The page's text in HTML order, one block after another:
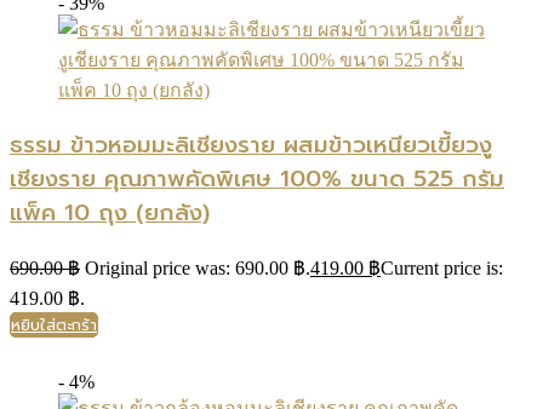
ธรรม ข้าวหอมมะลิเชียงราย ผสมข้าวเหนียวเขี้ยวงู
เชียงราย คุณภาพคัดพิเศษ 100% ขนาด 525 กรัม
แพ็ค 10 ถุง (ยกลัง)
690.00฿ Original price was: 690.00 ฿.419.00 ฿Current price is:
419.00 ฿.
หยิบใส่ตะกร้า
- 4%